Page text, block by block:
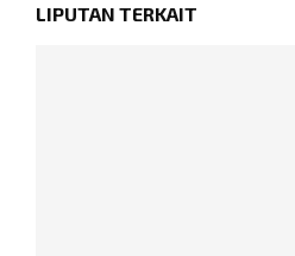
LIPUTAN TERKAIT